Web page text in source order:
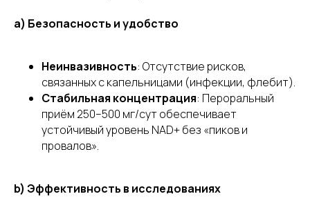
a) Безопасность и удобство
Неинвазивность: Отсутствие рисков,
связанных с капельницами (инфекции, флебит).
Стабильная концентрация: Пероральный
приём 250–500 мг/сут обеспечивает
устойчивый уровень NAD+ без «пиков и
провалов».
b) Эффективность в исследованиях